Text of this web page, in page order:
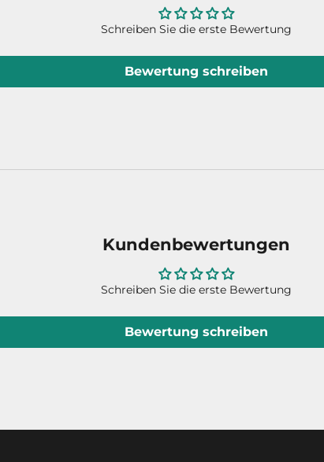
Schreiben Sie die erste Bewertung
Bewertung schreiben
Kundenbewertungen
Schreiben Sie die erste Bewertung
Bewertung schreiben